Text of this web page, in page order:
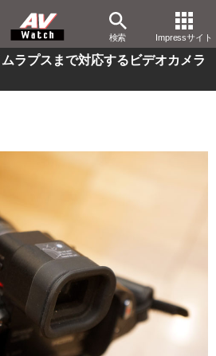
検索 Impressサイト
ラプスまで対応するビデオカメラ